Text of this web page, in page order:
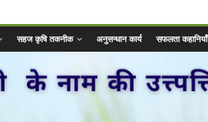
सहज कृषि तकनीक अनुसन्धान कार्य सफलता कहानियाँ